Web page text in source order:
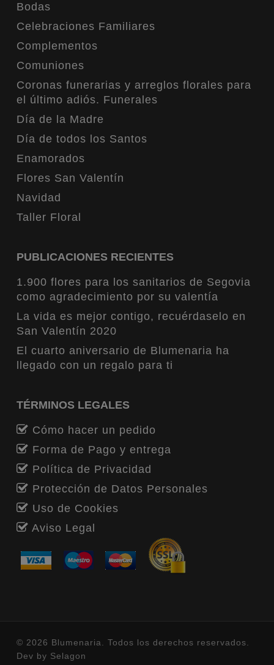
Bodas
Celebraciones Familiares
Complementos
Comuniones
Coronas funerarias y arreglos florales para
el último adiós. Funerales
Día de la Madre
Día de todos los Santos
Enamorados
Flores San Valentín
Navidad
Taller Floral
PUBLICACIONES RECIENTES
1.900 flores para los sanitarios de Segovia
como agradecimiento por su valentía
La vida es mejor contigo, recuérdaselo en
San Valentín 2020
El cuarto aniversario de Blumenaria ha
llegado con un regalo para ti
TÉRMINOS LEGALES
Cómo hacer un pedido
Forma de Pago y entrega
Política de Privacidad
Protección de Datos Personales
Uso de Cookies
Aviso Legal
© 2026 Blumenaria. Todos los derechos reservados.
Dev by Selagon